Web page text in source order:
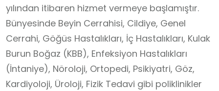
yılından itibaren hizmet vermeye başlamıştır.
Bünyesinde Beyin Cerrahisi, Cildiye, Genel
Cerrahi, Göğüs Hastalıkları, İç Hastalıkları, Kulak
Burun Boğaz (KBB), Enfeksiyon Hastalıkları
(İntaniye), Nöroloji, Ortopedi, Psikiyatri, Göz,
Kardiyoloji, Üroloji, Fizik Tedavi gibi poliklinikler